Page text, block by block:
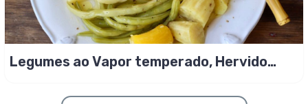
Legumes ao Vapor temperado, Hervido